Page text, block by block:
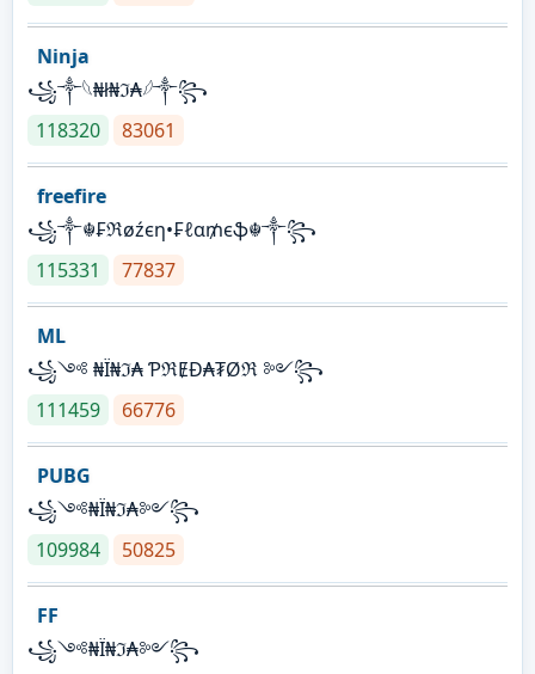
Ninja
꧁⁣༒𓆩₦ł₦ℑ₳𓆪༒꧂
118320
83061
freefire
꧁༒☬₣ℜøźєη•₣ℓα₥єֆ☬༒꧂
115331
77837
ML
꧁༺ ₦Ї₦ℑ₳ ƤℜɆĐ₳₮Øℜ ༻꧂
111459
66776
PUBG
꧁༺₦Ї₦ℑ₳༻꧂
109984
50825
FF
꧁༺₦Ї₦ℑ₳༻꧂